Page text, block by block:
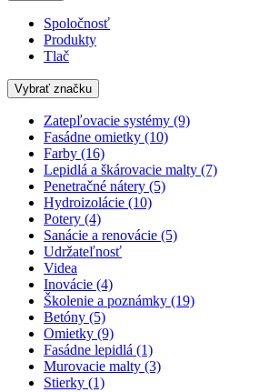
Spoločnosť
Produkty
Tlač
Vybrať značku
Zatepľovacie systémy (9)
Fasádne omietky (10)
Farby (16)
Lepidlá a škárovacie malty (7)
Penetračné nátery (5)
Hydroizolácie (10)
Potery (4)
Sanácie a renovácie (5)
Udržateľnosť
Videa
Inovácie (4)
Školenie a poznámky (19)
Betóny (5)
Omietky (9)
Fasádne lepidlá (1)
Murovacie malty (3)
Stierky (1)